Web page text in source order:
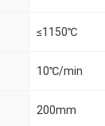
≤1150℃
10℃/min
200mm